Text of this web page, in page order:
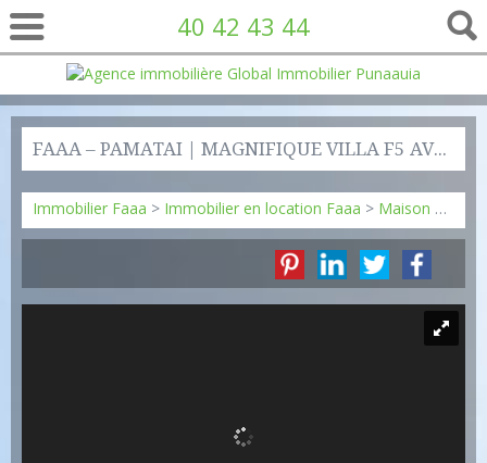
40 42 43 44
FAAA – PAMATAI | MAGNIFIQUE VILLA F5 AVEC PISCINE ET VUE DÉGAGÉE
Immobilier Faaa > Immobilier en location Faaa > Maison en location Faaa